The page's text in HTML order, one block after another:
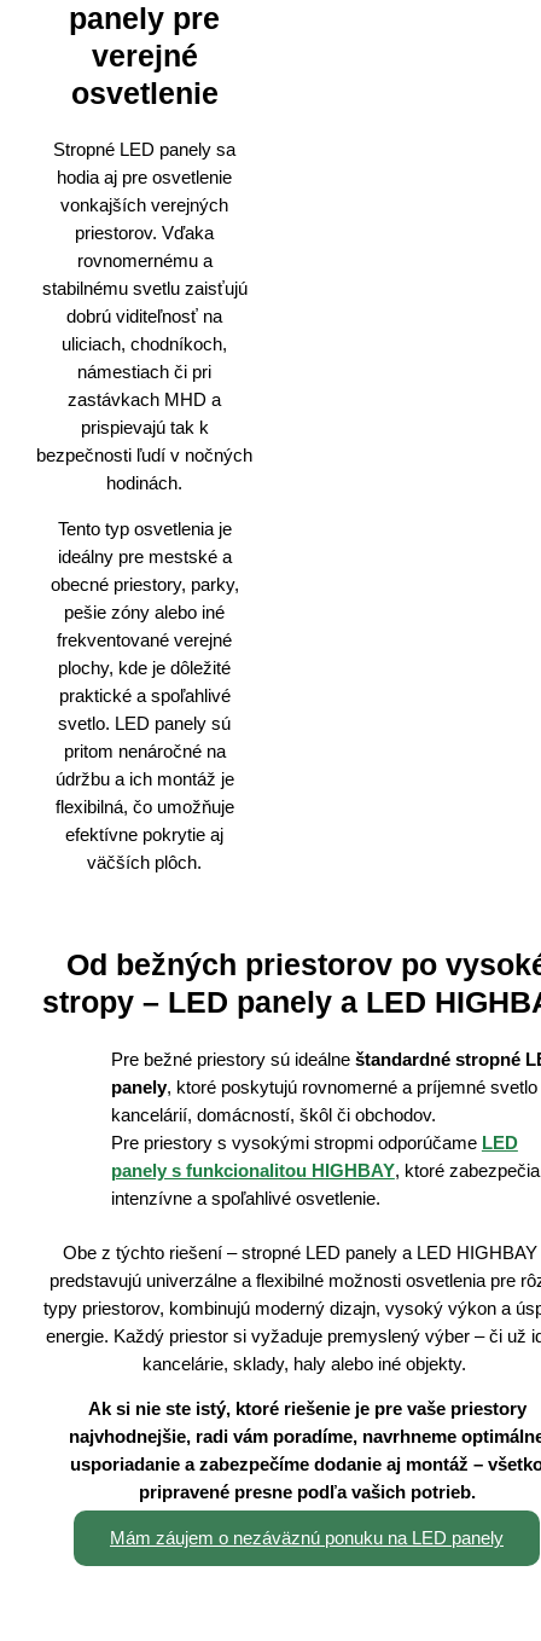
panely pre
verejné
osvetlenie
Stropné LED panely sa
hodia aj pre osvetlenie
vonkajších verejných
priestorov. Vďaka
rovnomernému a
stabilnému svetlu zaisťujú
dobrú viditeľnosť na
uliciach, chodníkoch,
námestiach či pri
zastávkach MHD a
prispievajú tak k
bezpečnosti ľudí v nočných
hodinách.
Tento typ osvetlenia je
ideálny pre mestské a
obecné priestory, parky,
pešie zóny alebo iné
frekventované verejné
plochy, kde je dôležité
praktické a spoľahlivé
svetlo. LED panely sú
pritom nenáročné na
údržbu a ich montáž je
flexibilná, čo umožňuje
efektívne pokrytie aj
väčších plôch.
Od bežných priestorov po
stropy – LED panely a LED
Pre bežné priestory sú ideálne štandardné stropné
panely, ktoré poskytujú rovnomerné a príjemné svetlo
kancelárií, domácností, škôl či obchodov.
Pre priestory s vysokými stropmi odporúčame LED
panely s funkcionalitou HIGHBAY, ktoré zabezpečia
intenzívne a spoľahlivé osvetlenie.
Obe z týchto riešení – stropné LED panely a LED HIGHBAY
predstavujú univerzálne a flexibilné možnosti osvetlenia pre
typy priestorov, kombinujú moderný dizajn, vysoký výkon a
energie. Každý priestor si vyžaduje premyslený výber – či už
kancelárie, sklady, haly alebo iné objekty.
Ak si nie ste istý, ktoré riešenie je pre vaše priestory
najvhodnejšie, radi vám poradíme, navrhneme
usporiadanie a zabezpečíme dodanie aj montáž –
pripravené presne podľa vašich potrieb.
Mám záujem o nezáväznú ponuku na LED panely